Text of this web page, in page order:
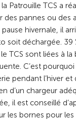
Patrouille TCS a
des pannes ou des
hivernale, il
soit déchargée. 39
TCS sont liées à la
C’est
pendant l’hiver et
d’un chargeur
il est conseillé
les bornes pour